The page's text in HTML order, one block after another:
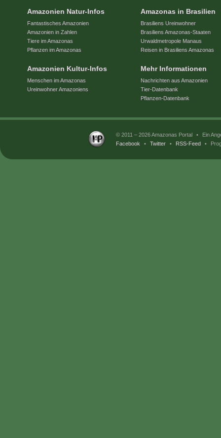
Amazonien Natur-Infos
Fantastisches Amazonien
Amazonien in Zahlen
Tiere im Amazonas
Pflanzen im Amazonas
Amazonien Kultur-Infos
Menschen im Amazonas
Ureinwohner Amazoniens
Amazonas in Brasilien
Brasiliens Ureinwohner
Brasiliens Amazonas-Staaten
Urwaldmetropole Manaus
Reisen in Brasiliens Amazonas
Mehr Informationen
Nachrichten aus Amazonien
Tier-Datenbank
Pflanzen-Datenbank
© 2011 – 2026 Amazonas Portal •
Ein
Facebook
• Twitter • RSS-Feed •